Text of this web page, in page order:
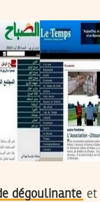
dégoulinante et